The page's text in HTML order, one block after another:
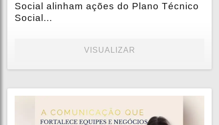
Social alinham ações do Plano Técnico
Social...
VISUALIZAR